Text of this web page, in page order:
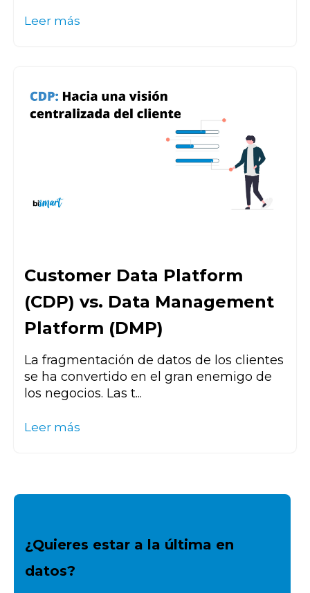
Leer más
Customer Data Platform
(CDP) vs. Data Management
Platform (DMP)
La fragmentación de datos de los clientes
se ha convertido en el gran enemigo de
los negocios. Las t...
Leer más
¿Quieres estar a la última en
datos?